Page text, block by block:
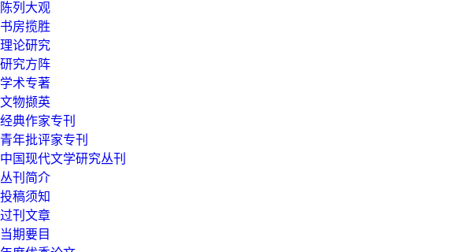
陈列大观
书房揽胜
理论研究
研究方阵
学术专著
文物撷英
经典作家专刊
青年批评家专刊
中国现代文学研究丛刊
丛刊简介
投稿须知
过刊文章
当期要目